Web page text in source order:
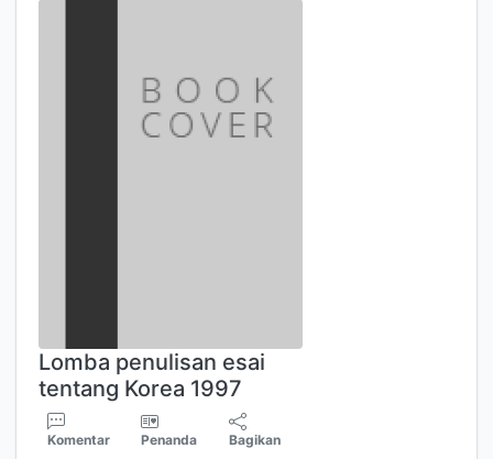
Lomba penulisan esai
tentang Korea 1997
Komentar Penanda Bagikan